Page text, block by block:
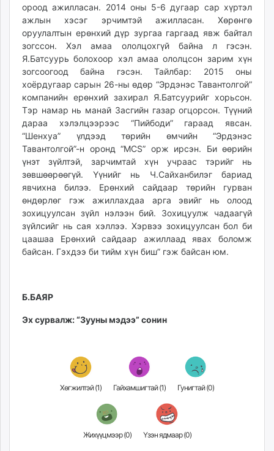
ороод ажилласан. 2014 оны 5-6 дугаар сар хүртэл
ажлын хэсэг эрчимтэй ажилласан. Хөрөнгө
оруулалтын ерөнхий дүр зургаа гаргаад явж байтал
зогссон. Хэл амаа ололцохгүй байна л гэсэн.
Я.Батсуурь болохоор хэл амаа ололцсон зарим хүн
зогсоогоод байна гэсэн. Тайлбар: 2015 оны
хоёрдугаар сарын 26-ны өдөр “Эрдэнэс Тавантолгой”
компанийн ерөнхий захирал Я.Батсуурийг хорьсон.
Тэр намар нь манай Засгийн газар огцорсон. Түүний
дараа хэлэлцээрээс “Пийбоди” гараад явсан.
“Шенхуа” үлдээд төрийн өмчийн “Эрдэнэс
Тавантолгой”-н оронд “MCS” орж ирсэн. Би өөрийн
үнэт зүйлтэй, зарчимтай хүн учраас тэрийг нь
зөвшөөрөөгүй. Үүнийг нь Ч.Сайханбилэг бариад
явчихна билээ. Ерөнхий сайдаар төрийн гурван
өндөрлөг гэж ажиллахдаа арга эвийг нь олоод
зохицуулсан зүйл нэлээн бий. Зохицуулж чадаагүй
зүйлсийг нь сая хэллээ. Хэрвээ зохицуулсан бол би
цаашаа Ерөнхий сайдаар ажиллаад явах боломж
байсан. Гэхдээ би тийм хүн биш” гэж байсан юм.
Б.БАЯР
Эх сурвалж: “Зууны мэдээ” сонин
Хөгжилтэй (1) Гайхамшигтай (1) Гунигтай (0)
Жихүүцмээр (0) Үзэн ядмаар (0)